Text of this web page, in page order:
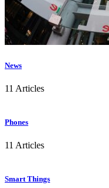
News
11 Articles
Phones
11 Articles
Smart Things